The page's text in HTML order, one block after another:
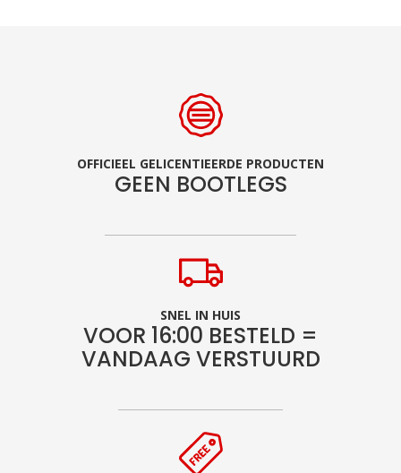
OFFICIEEL GELICENTIEERDE PRODUCTEN
GEEN BOOTLEGS
SNEL IN HUIS
VOOR 16:00 BESTELD =
VANDAAG VERSTUURD